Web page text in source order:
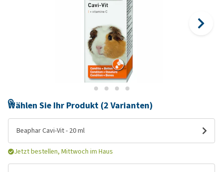
Wählen Sie Ihr Produkt (2 Varianten)
Beaphar Cavi-Vit - 20 ml
Jetzt bestellen, Mittwoch im Haus